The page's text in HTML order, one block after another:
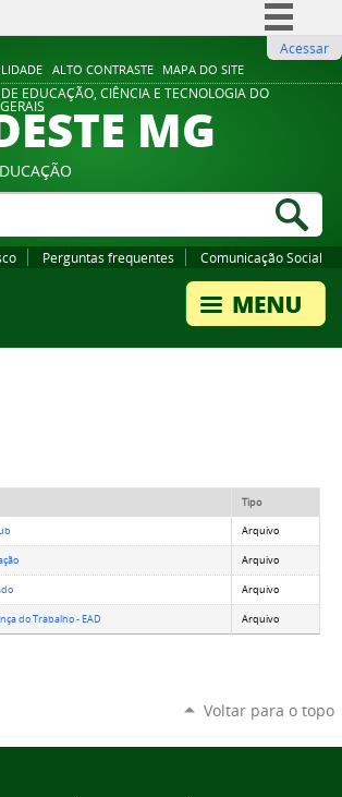
ALTO CONTRASTE MAPA DO SITE
Comunica BR
Participe
Legislação
Acessar
EDUCAÇÃO, CIÊNCIA E TECNOLOGIA DO
MG
Perguntas frequentes Comunicação Social
Tipo
Arquivo
Arquivo
Arquivo
do Trabalho - EAD Arquivo
Voltar para o topo